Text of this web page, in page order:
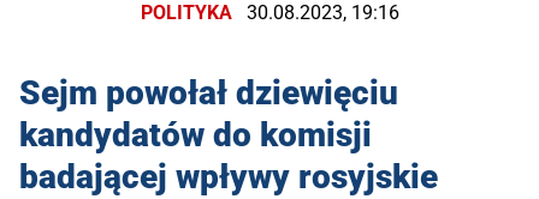
POLITYKA 30.08.2023, 19:16
Sejm powołał dziewięciu
kandydatów do komisji
badającej wpływy rosyjskie